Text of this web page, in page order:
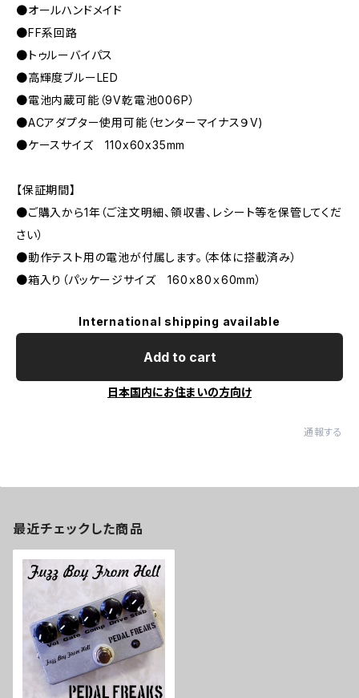
●オールハンドメイド
●FF系回路
●トゥルーバイパス
●高輝度ブルーLED
●電池内蔵可能（9V乾電池006P）
●ACアダプター使用可能（センターマイナス９V)
●ケースサイズ 110x60x35mm
【保証期間】
●ご購入から1年（ご注文明細、領収書、レシート等を保管してくだ
さい）
●動作テスト用の電池が付属します。（本体に搭載済み）
●箱入り（パッケージサイズ 160ｘ80ｘ60mm）
International shipping available
Add to cart
日本国内にお住まいの方向け
通報する
最近チェックした商品